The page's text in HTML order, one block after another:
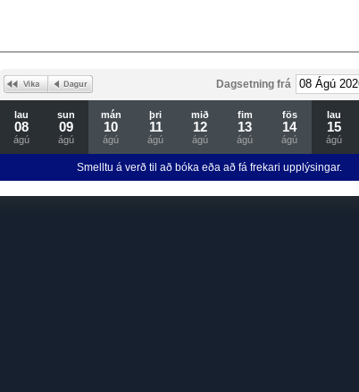
Dagsetning frá
lau
08
ágú
sun
09
ágú
mán
10
ágú
þri
11
ágú
mið
12
ágú
fim
13
ágú
fös
14
ágú
lau
15
ágú
Smelltu á verð til að bóka eða að fá frekari upplýsingar.